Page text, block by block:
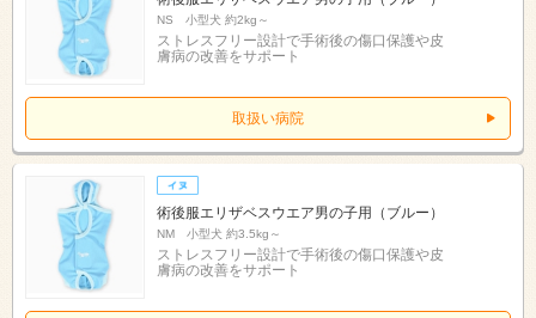
NS 小型犬 約2kg～
ストレスフリー設計で手術後の傷口保護や皮
膚病の改善をサポート
取扱い病院
術後服エリザベスウエア男の子用（ブルー）
NM 小型犬 約3.5kg～
ストレスフリー設計で手術後の傷口保護や皮
膚病の改善をサポート